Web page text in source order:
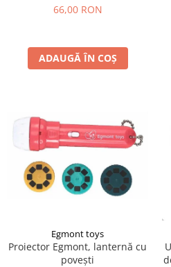
66,00 RON
ADAUGĂ ÎN COȘ
Egmont toys
Proiector Egmont, lanternă cu
povești